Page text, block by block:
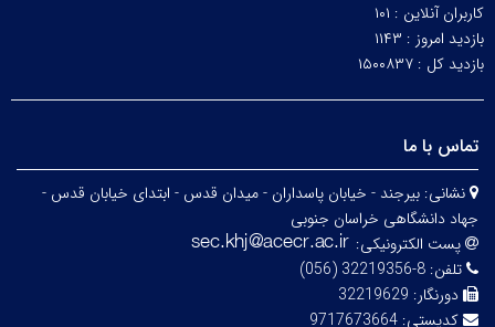
کاربران آنلاین : ۱۰۱
بازدید امروز : ۱۱۴۳
بازدید کل : ۱۵۰۰۸۳۷
تماس با ما
نشانی: بیرجند - خیابان پاسداران - میدان قدس - ابتدای خیابان قدس -
جهاد دانشگاهی خراسان جنوبی
پست الکترونیکی:
تلفن: 8-32219356 (056)
دورنگار: 32219629
کدپستی: 9717673664